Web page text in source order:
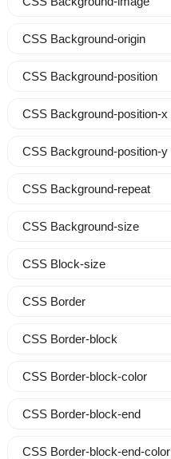
CSS Background-origin
CSS Background-position
CSS Background-position-x
CSS Background-position-y
CSS Background-repeat
CSS Background-size
CSS Block-size
CSS Border
CSS Border-block
CSS Border-block-color
CSS Border-block-end
CSS Border-block-end-color